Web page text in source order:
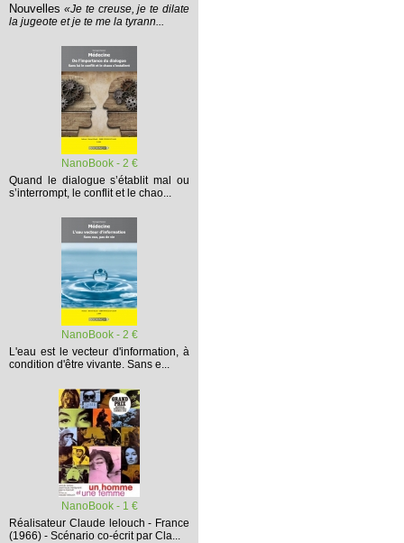
Nouvelles «Je te creuse, je te dilate
la jugeote et je te me la tyrann...
NanoBook - 2 €
Quand le dialogue s’établit mal ou
s’interrompt, le conflit et le chao...
NanoBook - 2 €
L'eau est le vecteur d'information, à
condition d'être vivante. Sans e...
NanoBook - 1 €
Réalisateur Claude lelouch - France
(1966) - Scénario co-écrit par Cla...